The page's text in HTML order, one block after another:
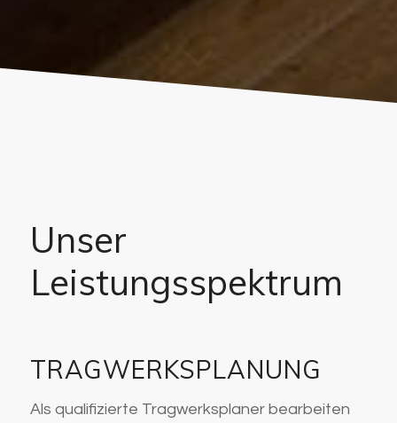
Unser
Leistungsspektrum
TRAGWERKSPLANUNG
Als qualifizierte Tragwerksplaner bearbeiten